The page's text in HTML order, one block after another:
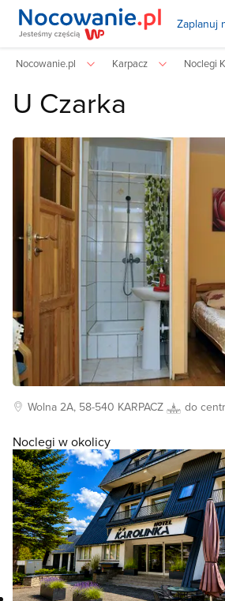
Zaplanuj
Nocowanie.pl Karpacz Noclegi
U Czarka
Wolna2A, 58-540 KARPACZ do
Noclegi w okolicy